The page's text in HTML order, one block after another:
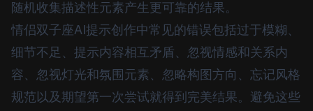
随机收集描述性元素产生更可靠的结果。
情侣双子座AI提示创作中常见的错误包括过于模糊、
细节不足、提示内容相互矛盾、忽视情感和关系内
容、忽视灯光和氛围元素、忽略构图方向、忘记风格
规范以及期望第一次尝试就得到完美结果。避免这些